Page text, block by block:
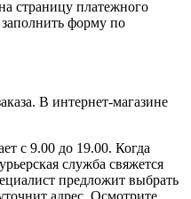
страницу платежного
заполнить форму по
В интернет-магазине
с 9.00 до 19.00. Когда
служба свяжется
предложит выбрать
адрес. Осмотрите